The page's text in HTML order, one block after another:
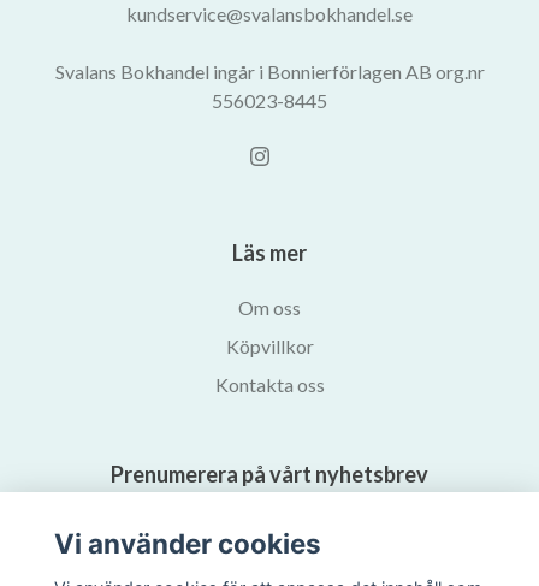
kundservice@svalansbokhandel.se
Svalans Bokhandel ingår i Bonnierförlagen AB org.nr
556023-8445
Läs mer
Om oss
Köpvillkor
Kontakta oss
Prenumerera på vårt nyhetsbrev
Vi använder cookies